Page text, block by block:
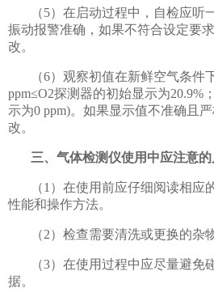
（5）在启动过程中，自检应听
振动报警准确，如果不符合设定要
改。
（6）观察初值在新鲜空气条件
ppm≤O2探测器的初始显示为20.9%
示为0 ppm)。如果显示值不准确且
改。
三、气体检测仪使用中应注意
（1）在使用前应仔细阅读相应
性能和操作方法。
（2）检查需要清洗或更换的杂
（3）在使用过程中应尽量避免
据。